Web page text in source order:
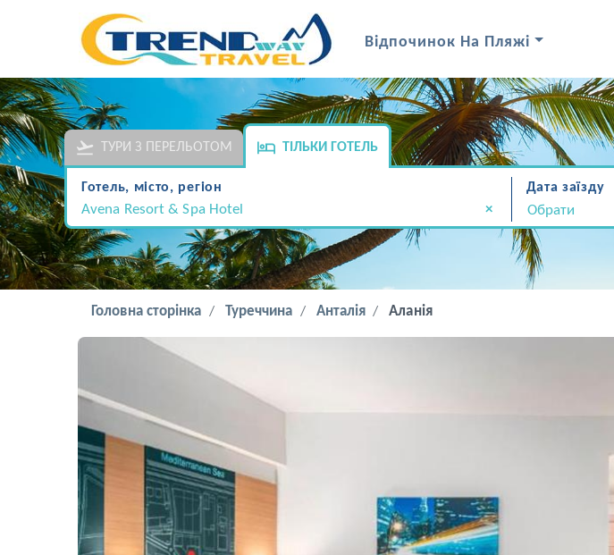
Відпочинок На Пляжі
ТУРИ З ПЕРЕЛЬОТОМ ТІЛЬКИ ГОТЕЛЬ
Готель, місто, регіон
×
Avena Resort & Spa Hotel
Дата заїзду
Головна сторінка Туреччина Анталія Аланія